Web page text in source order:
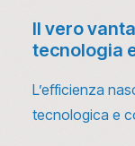
Il vero
tecnologia
L’efficienza
tecnologica e